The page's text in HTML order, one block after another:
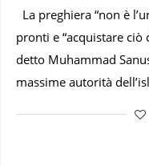
La preghiera “non è
pronti e “acquistare ciò
detto Muhammad
massime autorità